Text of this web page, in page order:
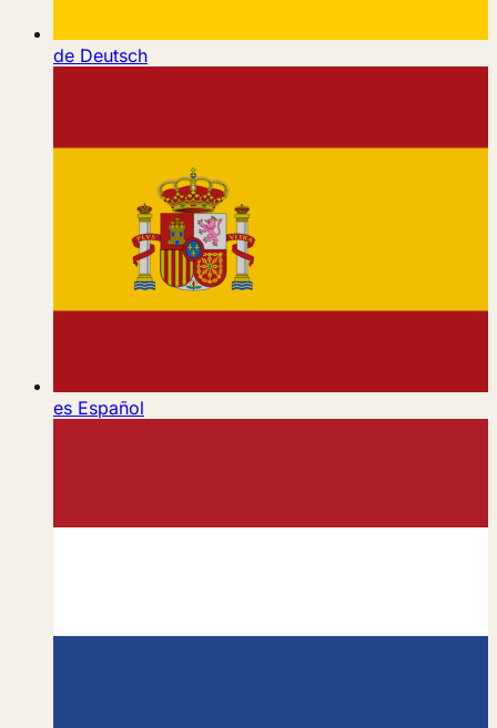
de Deutsch
es Español